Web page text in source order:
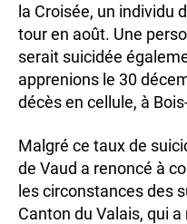
la Croisée, un individu
tour en août. Une
serait suicidée
apprenions le 30
décès en cellule, à
Malgré ce taux de
de Vaud a renoncé à
les circonstances des
Canton du Valais, qui